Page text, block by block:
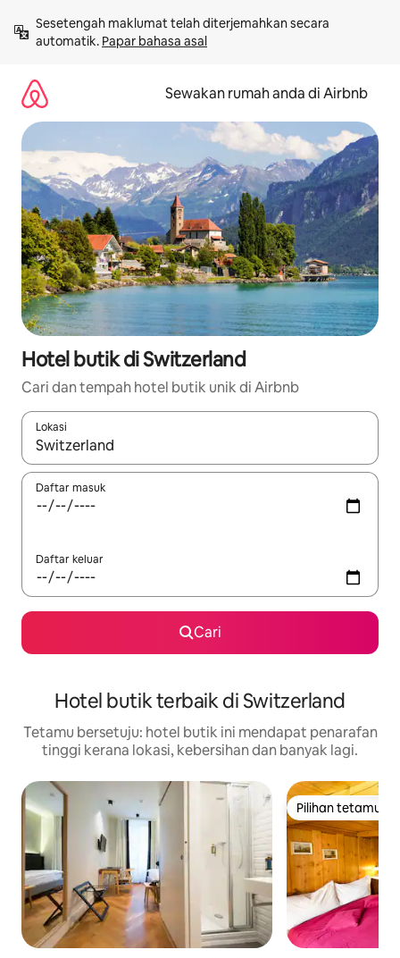
kandungan
Sesetengah maklumat telah diterjemahkan secara
automatik. Papar bahasa asal
Sewakan rumah anda di Airbnb
Hotel butik di Switzerland
Cari dan tempah hotel butik unik di Airbnb
Lokasi
Apabila hasil tersedia, navigasi dengan kekunci anak panah
Daftar masuk
Daftar keluar
Cari
Hotel butik terbaik di Switzerland
Tetamu bersetuju: hotel butik ini mendapat penarafan
tinggi kerana lokasi, kebersihan dan banyak lagi.
Pilihan tetamu
Pilihan tetamu